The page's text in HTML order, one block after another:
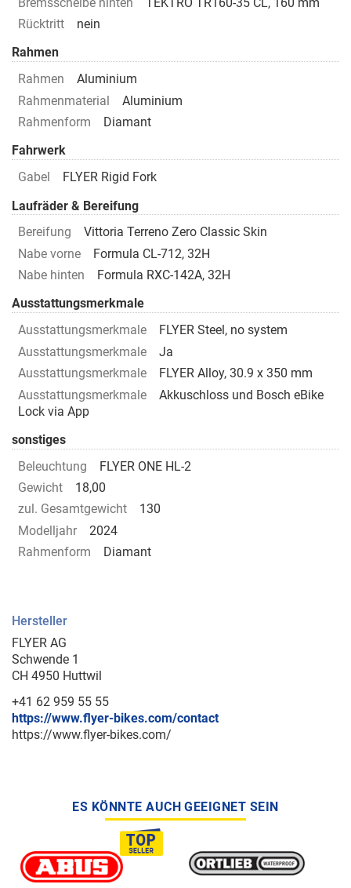
Rücktritt
nein
Rahmen
Rahmen
Aluminium
Rahmenmaterial
Aluminium
Rahmenform
Diamant
Fahrwerk
Gabel
FLYER Rigid Fork
Laufräder & Bereifung
Bereifung
Vittoria Terreno Zero Classic Skin
Nabe vorne
Formula CL-712, 32H
Nabe hinten
Formula RXC-142A, 32H
Ausstattungsmerkmale
Ausstattungsmerkmale
FLYER Steel, no system
Ausstattungsmerkmale
Ja
Ausstattungsmerkmale
FLYER Alloy, 30.9 x 350 mm
Ausstattungsmerkmale
Akkuschloss und Bosch eBike
Lock via App
sonstiges
Beleuchtung
FLYER ONE HL-2
Gewicht
18,00
zul. Gesamtgewicht
130
Modelljahr
2024
Rahmenform
Diamant
Hersteller
FLYER AG
Schwende 1
CH 4950 Huttwil
+41 62 959 55 55
https://www.flyer-bikes.com/contact
https://www.flyer-bikes.com/
ES KÖNNTE AUCH GEEIGNET SEIN